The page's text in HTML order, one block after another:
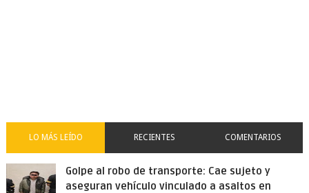
LO MÁS LEÍDO RECIENTES COMENTARIOS
Golpe al robo de transporte: Cae sujeto y
aseguran vehículo vinculado a asaltos en